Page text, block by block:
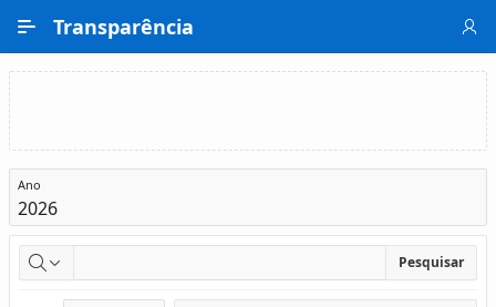
Transparência
Compras
A Licitar
Ano
Pesquisar